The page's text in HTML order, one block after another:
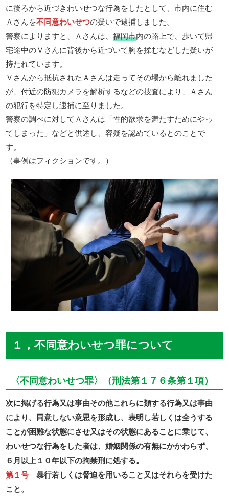
に後ろから近づきわいせつな行為をしたとして、市内に住む
Ａさんを不同意わいせつの疑いで逮捕しました。
警察によりますと、Ａさんは、福岡市内の路上で、歩いて帰
宅途中のＶさんに背後から近づいて胸を揉むなどした疑いが
持たれています。
Ｖさんから抵抗されたＡさんは走ってその場から離れました
が、付近の防犯カメラを解析するなどの捜査により、Ａさん
の犯行を特定し逮捕に至りました。
警察の調べに対してＡさんは「性的欲求を満たすためにやっ
てしまった」などと供述し、容疑を認めているとのことで
す。
（事例はフィクションです。）
１，不同意わいせつ罪について
〈不同意わいせつ罪〉（刑法第１７６条第１項）
次に掲げる行為又は事由その他これらに類する行為又は事由
により、同意しない意思を形成し、表明し若しくは全うする
ことが困難な状態にさせ又はその状態にあることに乗じて、
わいせつな行為をした者は、婚姻関係の有無にかかわらず、
６月以上１０年以下の拘禁刑に処する。
第１号
暴行若しくは脅迫を用いること又はそれらを受けた
こと。